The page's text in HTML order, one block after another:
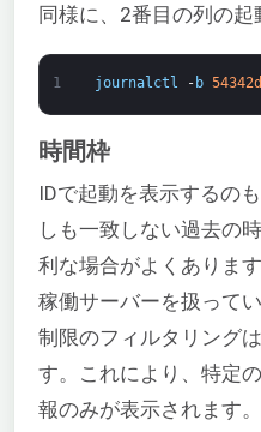
同様に、2番目の列の
1 journalctl - b
時間枠
IDで起動を表示するの
しも一致しない過去の
利な場合がよくありま
稼働サーバーを扱って
制限のフィルタリング
す。これにより、特定
報のみが表示されます